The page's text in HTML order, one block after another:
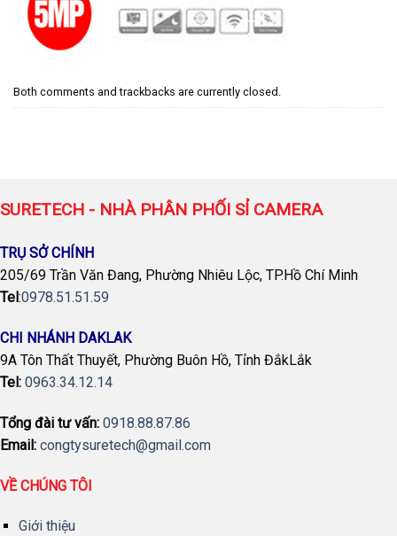
Both comments and trackbacks are currently closed.
SURETECH - NHÀ PHÂN PHỐI SỈ CAMERA
TRỤ SỞ CHÍNH
205/69 Trần Văn Đang, Phường Nhiêu Lộc, TP.Hồ Chí Minh
Tel :0978.51.51.59
CHI NHÁNH DAKLAK
9A Tôn Thất Thuyết, Phường Buôn Hồ, Tỉnh ĐắkLắk
Tel: 0963.34.12.14
Tổng đài tư vấn: 0918.88.87.86
Email: congtysuretech@gmail.com
VỀ CHÚNG TÔI
Giới thiệu